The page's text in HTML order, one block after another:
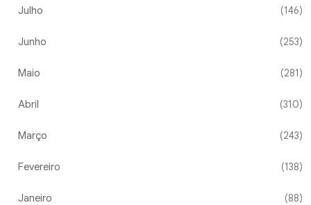
Julho (146)
Junho (253)
Maio (281)
Abril (310)
Março (243)
Fevereiro (138)
Janeiro (88)